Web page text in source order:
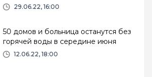
29.06.22, 16:00
50 домов и больница останутся без
горячей воды в середине июня
12.06.22, 18:00